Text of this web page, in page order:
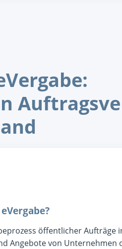
öffentlicher Aufträge
Angebote von